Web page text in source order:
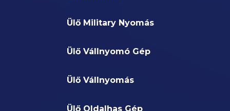
Ülő Military Nyomás
Ülő Vállnyomó Gép
Ülő Vállnyomás
Ülő Oldalhas Gép